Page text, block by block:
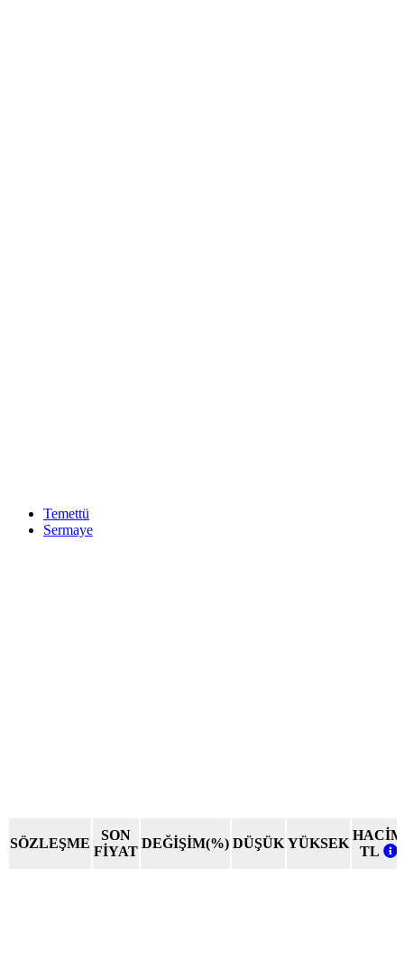
Temettü
Sermaye
SÖZLEŞME
SON
FİYAT
DEĞİŞİM(%) DÜŞÜK YÜKSEK
HACİM
TL